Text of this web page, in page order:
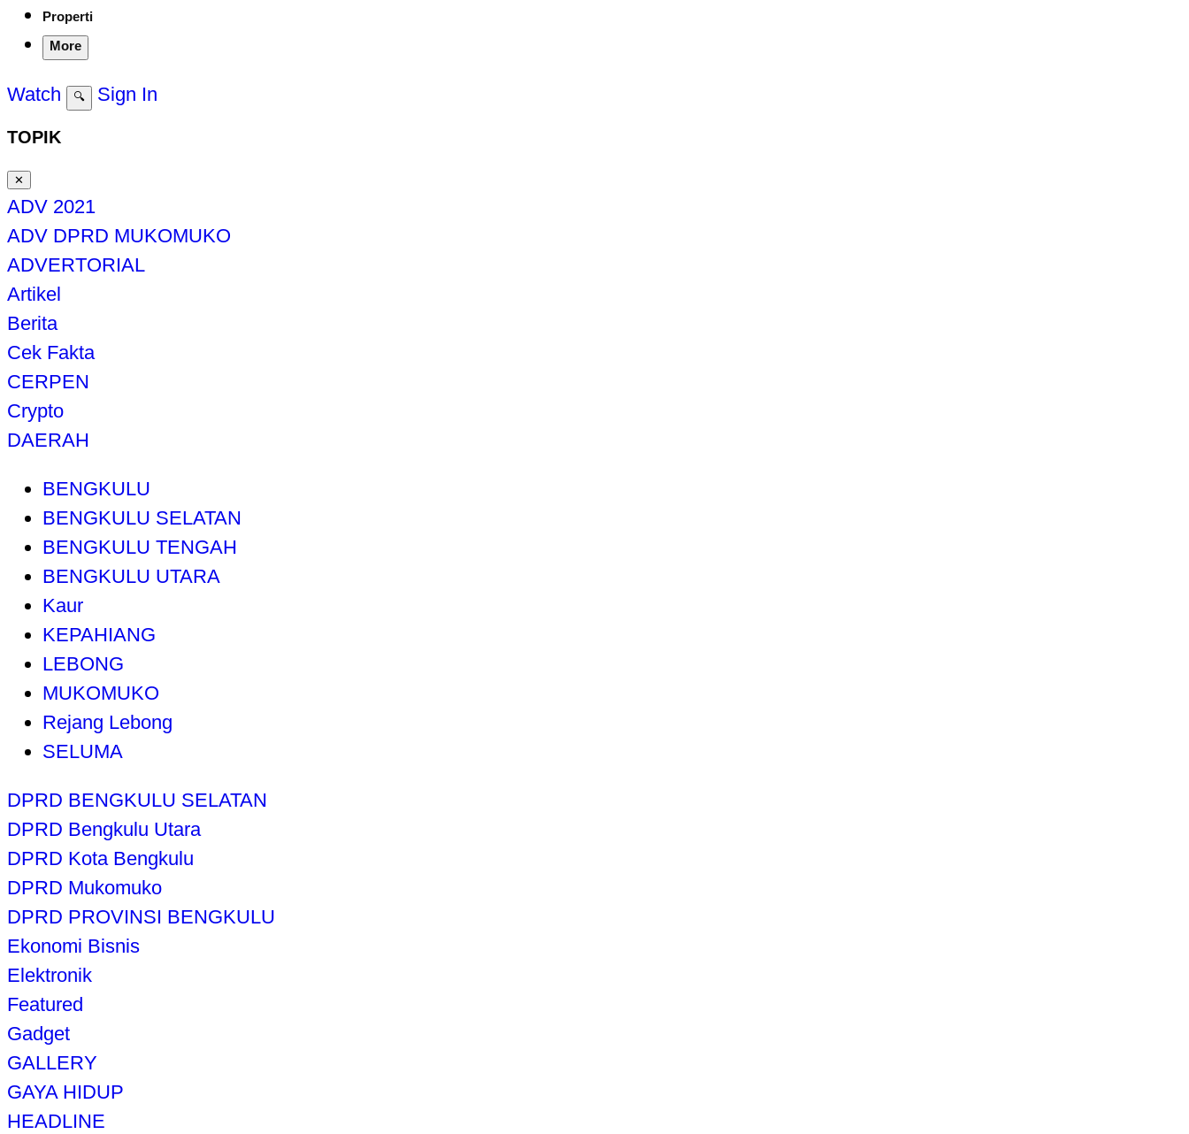
Properti
More
Watch 🔍 Sign In
TOPIK
✕
ADV 2021
ADV DPRD MUKOMUKO
ADVERTORIAL
Artikel
Berita
Cek Fakta
CERPEN
Crypto
DAERAH
BENGKULU
BENGKULU SELATAN
BENGKULU TENGAH
BENGKULU UTARA
Kaur
KEPAHIANG
LEBONG
MUKOMUKO
Rejang Lebong
SELUMA
DPRD BENGKULU SELATAN
DPRD Bengkulu Utara
DPRD Kota Bengkulu
DPRD Mukomuko
DPRD PROVINSI BENGKULU
Ekonomi Bisnis
Elektronik
Featured
Gadget
GALLERY
GAYA HIDUP
HEADLINE